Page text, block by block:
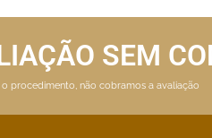
SEM
o procedimento, não cobramos a avaliação